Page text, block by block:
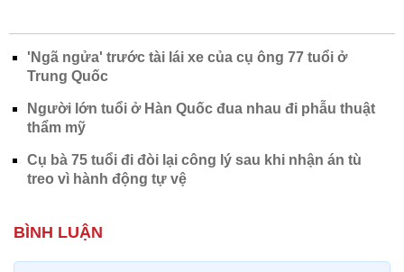
'Ngã ngửa' trước tài lái xe của cụ ông 77 tuổi ở
Trung Quốc
Người lớn tuổi ở Hàn Quốc đua nhau đi phẫu thuật
thẩm mỹ
Cụ bà 75 tuổi đi đòi lại công lý sau khi nhận án tù
treo vì hành động tự vệ